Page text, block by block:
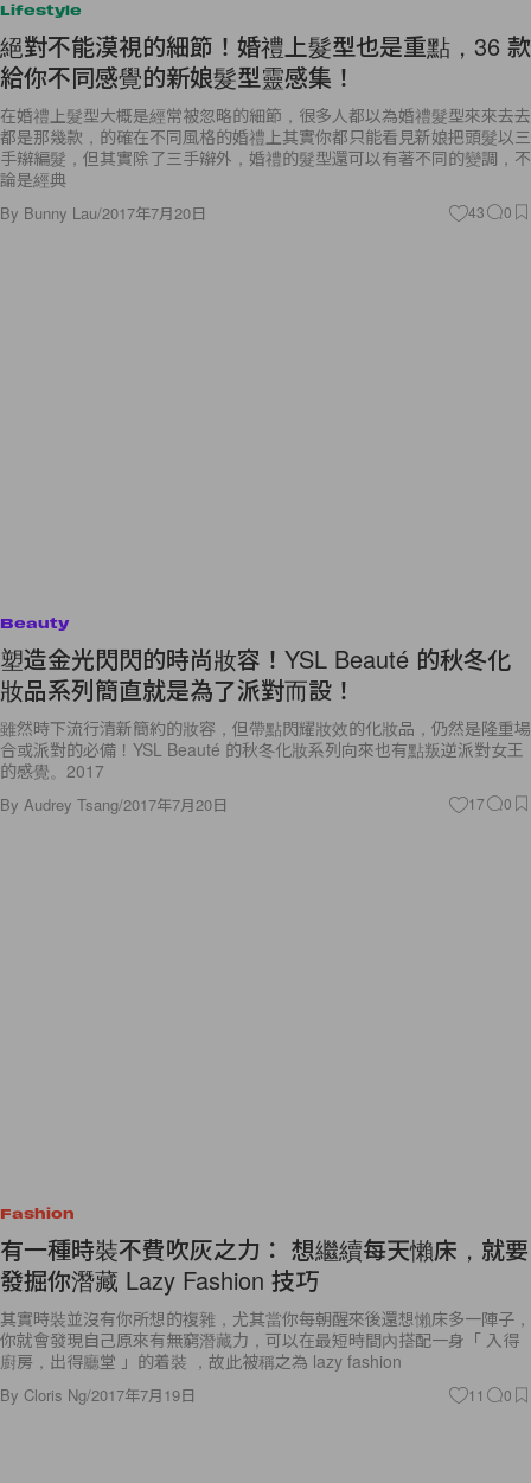
Lifestyle
絕對不能漠視的細節！婚禮上髮型也是重點，36 款
給你不同感覺的新娘髮型靈感集！
在婚禮上髮型大概是經常被忽略的細節，很多人都以為婚禮髮型來來去去
都是那幾款，的確在不同風格的婚禮上其實你都只能看見新娘把頭髮以三
手辮編髮，但其實除了三手辮外，婚禮的髮型還可以有著不同的變調，不
論是經典
By Bunny Lau/2017年7月20日 43 0
Beauty
塑造金光閃閃的時尚妝容！YSL Beauté 的秋冬化
妝品系列簡直就是為了派對而設！
雖然時下流行清新簡約的妝容，但帶點閃耀妝效的化妝品，仍然是隆重場
合或派對的必備！YSL Beauté 的秋冬化妝系列向來也有點叛逆派對女王
的感覺。2017
By Audrey Tsang/2017年7月20日 17 0
Fashion
有一種時裝不費吹灰之力： 想繼續每天懶床，就要
發掘你潛藏 Lazy Fashion 技巧
其實時裝並沒有你所想的複雜，尤其當你每朝醒來後還想懶床多一陣子，
你就會發現自己原來有無窮潛藏力，可以在最短時間內搭配一身「 入得
廚房，出得廳堂 」的着裝 ，故此被稱之為 lazy fashion
By Cloris Ng/2017年7月19日 11 0